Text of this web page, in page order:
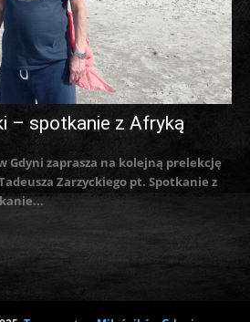
– spotkanie z Afryką
Gdyni zaprasza na kolejną prelekcję
Zarzyckiego pt. Spotkanie z